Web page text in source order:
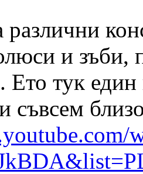
и зъби,
Ето тук
съвсем